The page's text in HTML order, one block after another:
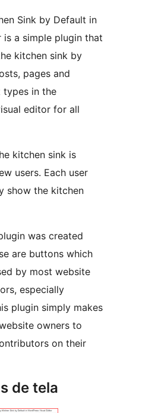
Sink by Default in
is a simple plugin that
kitchen sink by
pages and
types in the
editor for all
kitchen sink is
users. Each user
show the kitchen
was created
are buttons which
by most website
especially
plugin simply makes
owners to
on their
de tela